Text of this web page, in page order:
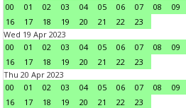
00
01 02 03 04 05 06 07 08 09
16
17 18 19 20 21 22
23
Wed 19 Apr 2023
00
01 02 03 04 05 06 07 08 09
16
17 18 19 20 21 22
23
Thu 20 Apr 2023
00
01 02 03 04 05 06 07 08 09
16
17 18 19 20 21 22
23